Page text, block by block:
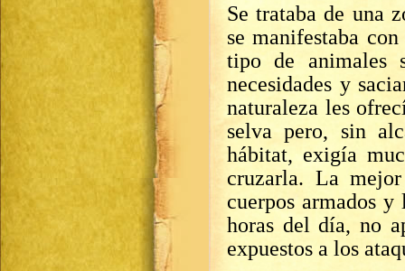
Se trataba de una
se manifestaba
tipo de animales
necesidades y
naturaleza les
selva pero, sin
hábitat, exigía
cruzarla. La
cuerpos armados y
horas del día, no
expuestos a los